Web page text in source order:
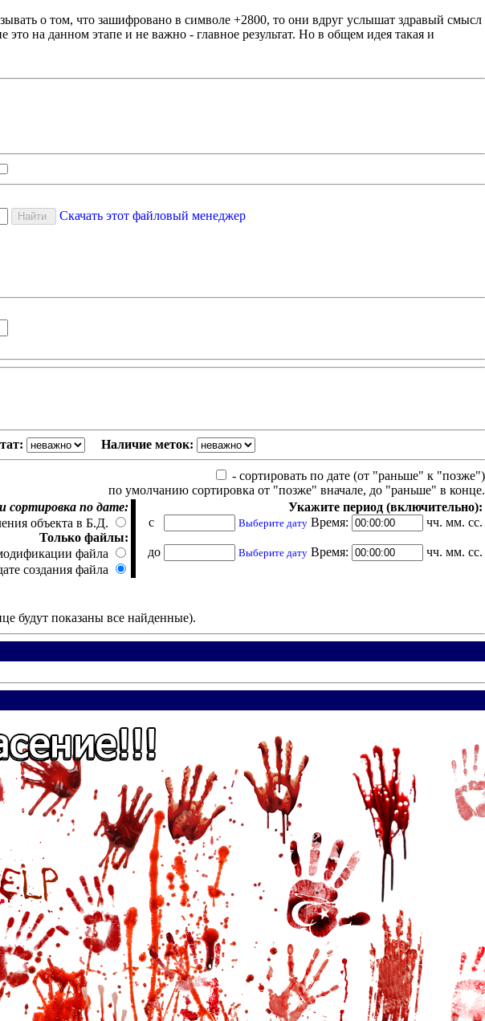
о том, что зашифровано в символе +2800, то они вдруг услышат здравый смысл
на данном этапе и не важно - главное результат. Но в общем идея такая и
Скачать этот файловый менеджер
Наличие меток:
- сортировать по дате (от "раньше" к "позже")
по умолчанию сортировка от "позже" вначале, до "раньше" в конце.
сортировка по дате:
объекта в Б.Д.
Только файлы:
файла
создания файла
Укажите период (включительно):
с
Выберите дату Время: чч. мм. сс.
до Выберите дату Время: чч. мм. сс.
будут показаны все найденные).